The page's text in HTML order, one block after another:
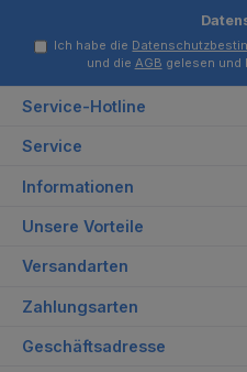
Ich habe die
und die AGB gelesen und
Service-Hotline
Service
Informationen
Unsere Vorteile
Versandarten
Zahlungsarten
Geschäftsadresse